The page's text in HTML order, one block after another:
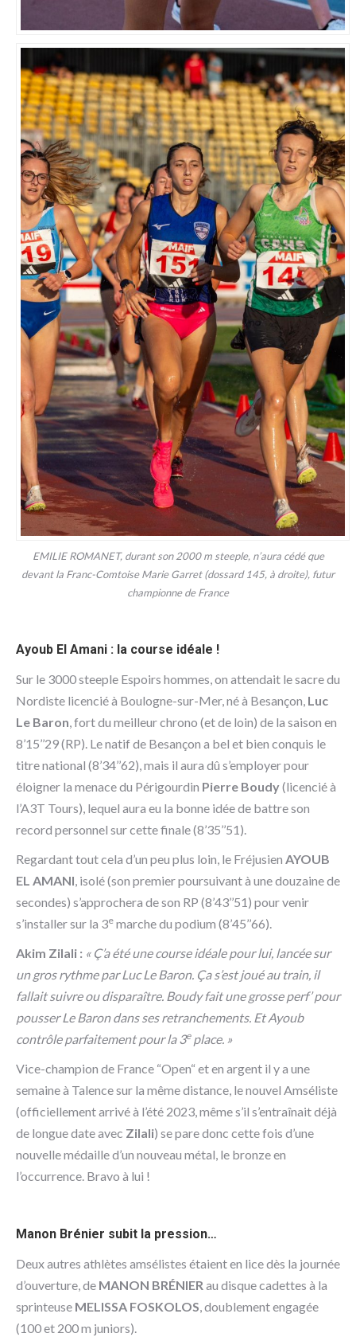
EMILIE ROMANET, durant son 2000 m steeple, n’aura cédé que
devant la Franc-Comtoise Marie Garret (dossard 145, à droite), futur
championne de France
Ayoub El Amani : la course idéale !
Sur le 3000 steeple Espoirs hommes, on attendait le sacre du
Nordiste licencié à Boulogne-sur-Mer, né à Besançon, Luc
Le Baron, fort du meilleur chrono (et de loin) de la saison en
8’15’’29 (RP). Le natif de Besançon a bel et bien conquis le
titre national (8’34’’62), mais il aura dû s’employer pour
éloigner la menace du Périgourdin Pierre Boudy(licencié à
l’A3T Tours), lequel aura eu la bonne idée de battre son
record personnel sur cette finale (8’35’’51).
Regardant tout cela d’un peu plus loin, le Fréjusien AYOUB
EL AMANI, isolé (son premier poursuivant à une douzaine de
secondes) s’approchera de son RP (8’43’’51) pour venir
s’installer sur la 3e marche du podium (8’45’’66).
Akim Zilali : « Ç’a été une course idéale pour lui, lancée sur
un gros rythme par Luc Le Baron. Ça s’est joué au train, il
fallait suivre ou disparaître. Boudy fait une grosse perf’ pour
pousser Le Baron dans ses retranchements. Et Ayoub
contrôle parfaitement pour la 3eplace. »
Vice-champion de France “Open“ et en argent il y a une
semaine à Talence sur la même distance, le nouvel Amséliste
(officiellement arrivé à l’été 2023, même s’il s’entraînait déjà
de longue date avec Zilali) se pare donc cette fois d’une
nouvelle médaille d’un nouveau métal, le bronze en
l’occurrence. Bravo à lui !
Manon Brénier subit la pression…
Deux autres athlètes amsélistes étaient en lice dès la journée
d’ouverture, de MANON BRÉNIER au disque cadettes à la
sprinteuse MELISSA FOSKOLOS, doublement engagée
(100 et 200 m juniors).